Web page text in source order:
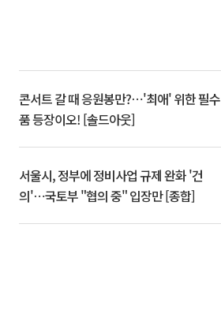
콘서트 갈 때 응원봉만?⋯'최애' 위한 필수
품 등장이오! [솔드아웃]
서울시, 정부에 정비사업 규제 완화 '건
의'⋯국토부 "협의 중" 입장만 [종합]